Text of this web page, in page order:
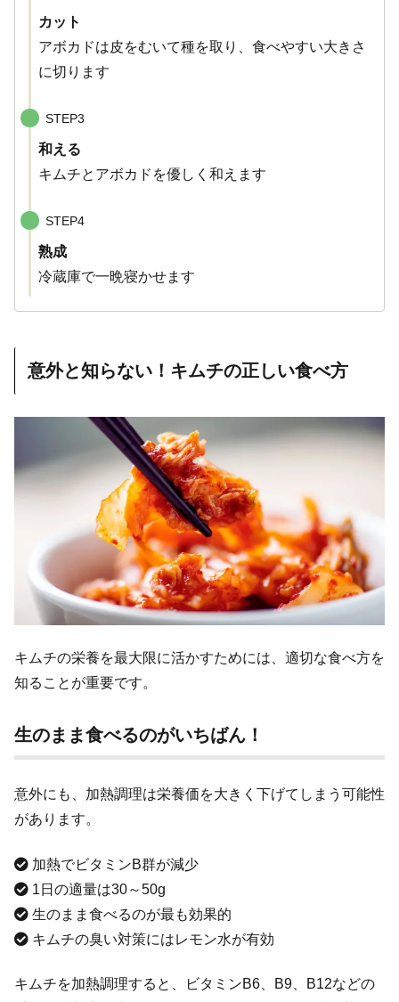
カット
アボカドは皮をむいて種を取り、食べやすい大きさ
に切ります
STEP3
和える
キムチとアボカドを優しく和えます
STEP4
熟成
冷蔵庫で一晩寝かせます
意外と知らない！キムチの正しい食べ方
キムチの栄養を最大限に活かすためには、適切な食べ方を
知ることが重要です。
生のまま食べるのがいちばん！
意外にも、加熱調理は栄養価を大きく下げてしまう可能性
があります。
加熱でビタミンB群が減少
1日の適量は30～50g
生のまま食べるのが最も効果的
キムチの臭い対策にはレモン水が有効
キムチを加熱調理すると、ビタミンB6、B9、B12などの